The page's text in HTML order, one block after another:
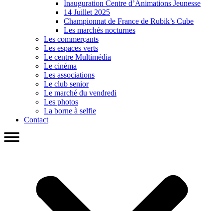
Inauguration Centre d’Animations Jeunesse
14 Juillet 2025
Championnat de France de Rubik’s Cube
Les marchés nocturnes
Les commerçants
Les espaces verts
Le centre Multimédia
Le cinéma
Les associations
Le club senior
Le marché du vendredi
Les photos
La borne à selfie
Contact